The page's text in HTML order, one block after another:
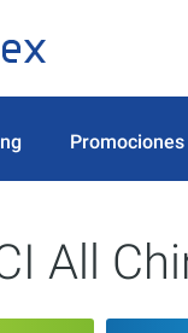
Promociones
All